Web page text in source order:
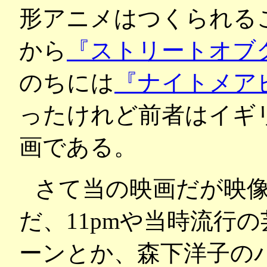
形アニメはつくられる
から
『ストリートオ
のちには 『ナイトメ
ったけれど前者はイ
画である。
さて当の映画だが映
だ、11pmや当時流行
ーンとか、森下洋子の